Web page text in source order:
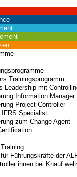
Trainingsprogramm
Leadership mit
Information Manager
Project Controller
IFRS Specialist
zum Change Agent
Führungskräfte der
bei Knauf